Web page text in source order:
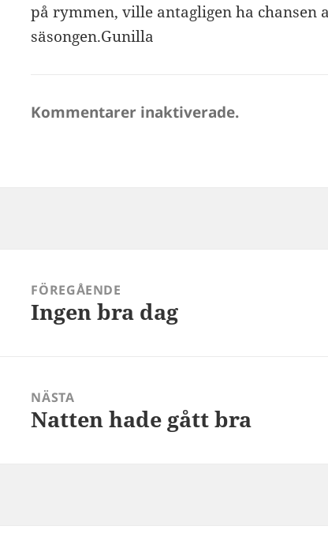
på rymmen, ville antagligen ha chansen
säsongen.Gunilla
Kommentarer inaktiverade.
FÖREGÅENDE
Föregående
Ingen bra dag
NÄSTA
Nästa
Natten hade gått bra